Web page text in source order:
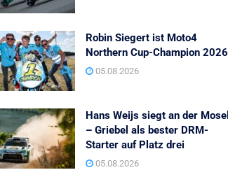
Robin Siegert ist Moto4
Northern Cup-Champion 2026
05.08.2026
Hans Weijs siegt an der Mosel
– Griebel als bester DRM-
Starter auf Platz drei
05.08.2026